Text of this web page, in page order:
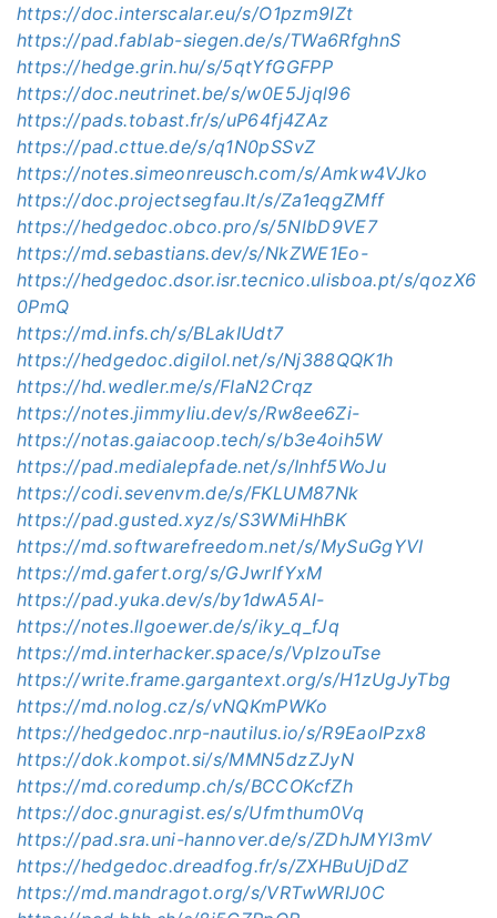
https://doc.interscalar.eu/s/O1pzm9IZt
https://pad.fablab-siegen.de/s/TWa6RfghnS
https://hedge.grin.hu/s/5qtYfGGFPP
https://doc.neutrinet.be/s/w0E5Jjql96
https://pads.tobast.fr/s/uP64fj4ZAz
https://pad.cttue.de/s/q1N0pSSvZ
https://notes.simeonreusch.com/s/Amkw4VJko
https://doc.projectsegfau.lt/s/Za1eqgZMff
https://hedgedoc.obco.pro/s/5NlbD9VE7
https://md.sebastians.dev/s/NkZWE1Eo-
https://hedgedoc.dsor.isr.tecnico.ulisboa.pt/s/qozX6
0PmQ
https://md.infs.ch/s/BLakIUdt7
https://hedgedoc.digilol.net/s/Nj388QQK1h
https://hd.wedler.me/s/FIaN2Crqz
https://notes.jimmyliu.dev/s/Rw8ee6Zi-
https://notas.gaiacoop.tech/s/b3e4oih5W
https://pad.medialepfade.net/s/Inhf5WoJu
https://codi.sevenvm.de/s/FKLUM87Nk
https://pad.gusted.xyz/s/S3WMiHhBK
https://md.softwarefreedom.net/s/MySuGgYVI
https://md.gafert.org/s/GJwrlfYxM
https://pad.yuka.dev/s/by1dwA5Al-
https://notes.llgoewer.de/s/iky_q_fJq
https://md.interhacker.space/s/VplzouTse
https://write.frame.gargantext.org/s/H1zUgJyTbg
https://md.nolog.cz/s/vNQKmPWKo
https://hedgedoc.nrp-nautilus.io/s/R9EaoIPzx8
https://dok.kompot.si/s/MMN5dzZJyN
https://md.coredump.ch/s/BCCOKcfZh
https://doc.gnuragist.es/s/Ufmthum0Vq
https://pad.sra.uni-hannover.de/s/ZDhJMYl3mV
https://hedgedoc.dreadfog.fr/s/ZXHBuUjDdZ
https://md.mandragot.org/s/VRTwWRIJ0C